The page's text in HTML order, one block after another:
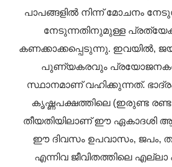
പാപങ്ങളിൽ നിന്ന് മോചനം
നേടുന്നതിനുമുള്ള പ്രത്യേക
കണക്കാക്കപ്പെടുന്നു. ഇവയിൽ,
പുണ്യകരവും
സ്ഥാനമാണ് വഹിക്കുന്നത്.
കൃഷ്ണപക്ഷത്തിലെ (ഇരുണ്ട
തീയതിയിലാണ് ഈ ഏകാദശി
ഈ ദിവസം ഉപവാസം, ജപം,
എന്നിവ ജീവിതത്തിലെ